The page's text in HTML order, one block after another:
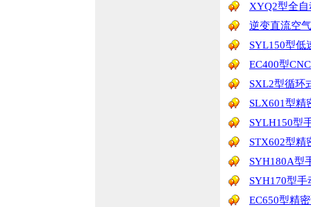
XYQ2型全
逆变直流空
SYL150型低
EC400型
SXL2型循环
SLX601型精
SYLH150型
STX602型精
SYH180A型
SYH170型手
EC650型精